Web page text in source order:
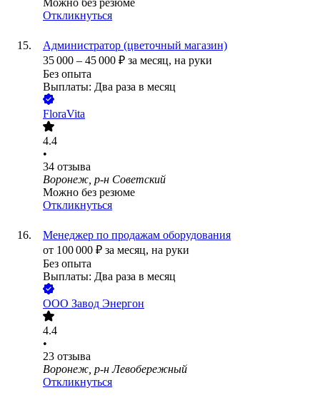
Можно без резюме
Откликнуться
Администратор (цветочный магазин)
35 000 – 45 000 ₽ за месяц, на руки
Без опыта
Выплаты: Два раза в месяц
FloraVita
4.4
•
34 отзыва
Воронеж, р-н Советский
Можно без резюме
Откликнуться
Менеджер по продажам оборудования
от 100 000 ₽ за месяц, на руки
Без опыта
Выплаты: Два раза в месяц
ООО Завод Энергон
4.4
•
23 отзыва
Воронеж, р-н Левобережный
Откликнуться